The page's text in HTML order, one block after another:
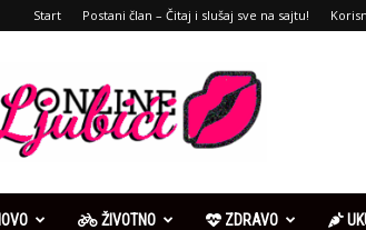
Start Postani član – Čitaj i slušaj sve na sajtu!
online
ŽIVOTNO ZDRAVO